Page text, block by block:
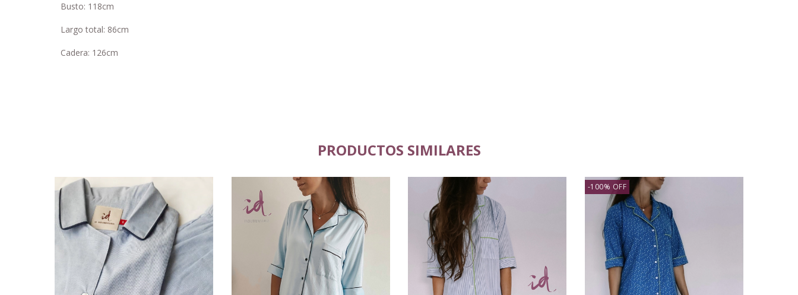
Busto: 118cm
Largo total: 86cm
Cadera: 126cm
PRODUCTOS SIMILARES
-100% OFF